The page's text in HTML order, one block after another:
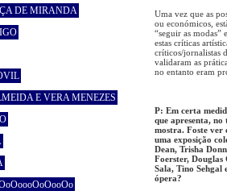
DE MIRANDA
E VERA MENEZES
Uma vez que as
ou económicos,
“seguir as modas”
estas críticas
críticos/jornalistas
validaram as
no entanto eram
P: Em certa
que apresenta, no
mostra. Foste ver
uma exposição
Dean, Trisha
Foerster,
Sala, Tino Sehgal
ópera?